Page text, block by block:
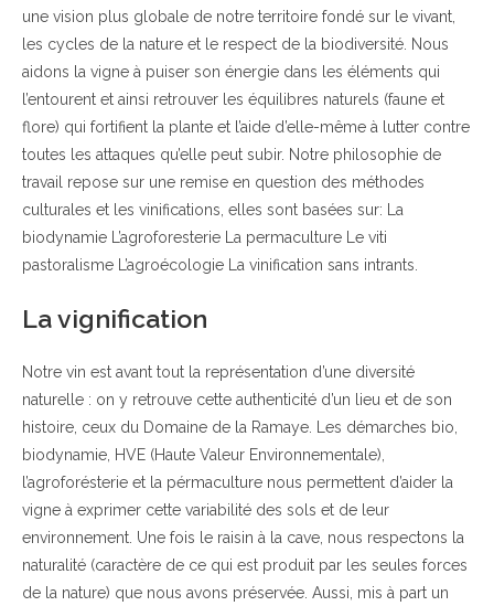
une vision plus globale de notre territoire fondé sur le vivant,
les cycles de la nature et le respect de la biodiversité. Nous
aidons la vigne à puiser son énergie dans les éléments qui
l’entourent et ainsi retrouver les équilibres naturels (faune et
flore) qui fortifient la plante et l’aide d’elle-même à lutter contre
toutes les attaques qu’elle peut subir. Notre philosophie de
travail repose sur une remise en question des méthodes
culturales et les vinifications, elles sont basées sur: La
biodynamie L’agroforesterie La permaculture Le viti
pastoralisme L’agroécologie La vinification sans intrants.
La vignification
Notre vin est avant tout la représentation d’une diversité
naturelle : on y retrouve cette authenticité d’un lieu et de son
histoire, ceux du Domaine de la Ramaye. Les démarches bio,
biodynamie, HVE (Haute Valeur Environnementale),
l’agroforésterie et la pérmaculture nous permettent d’aider la
vigne à exprimer cette variabilité des sols et de leur
environnement. Une fois le raisin à la cave, nous respectons la
naturalité (caractère de ce qui est produit par les seules forces
de la nature) que nous avons préservée. Aussi, mis à part un